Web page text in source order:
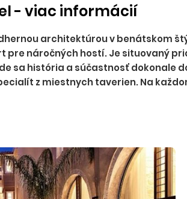
- viac informácií
architektúrou v benátskom
náročných hostí. Je situovaný
sa história a súčastnosť dokonale
z miestnych taverien. Na